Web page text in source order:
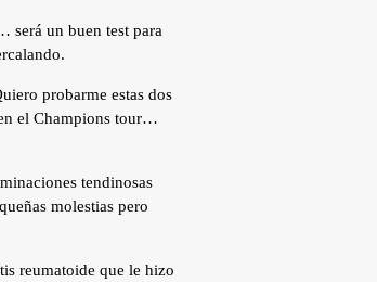
será un buen test para
probarme estas dos
el Champions tour…
tendinosas
molestias pero
reumatoide que le hizo